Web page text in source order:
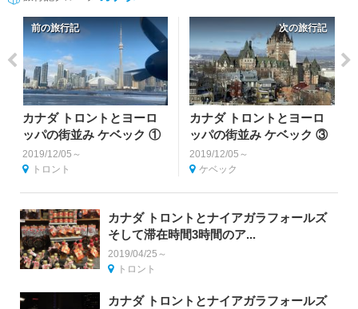
前の旅行記
カナダ トロントとヨーロ
ッパの街並み ケベック ①
2019/12/05～
トロント
次の旅行記
カナダ トロントとヨーロ
ッパの街並み ケベック ③
2019/12/05～
ケベック
カナダ トロントとナイアガラフォールズ
そして滞在時間3時間のア...
2019/04/25～
トロント
カナダ トロントとナイアガラフォールズ